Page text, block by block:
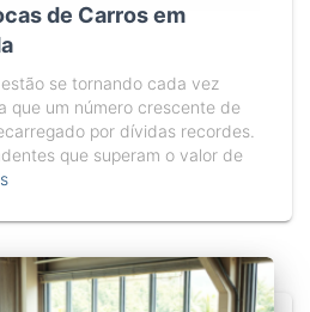
de Carros em
se tornando cada vez
que um número crescente de
por dívidas recordes.
que superam o valor de